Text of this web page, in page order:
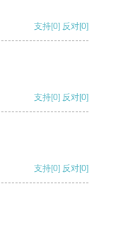
支持[0] 反对[0]
支持[0] 反对[0]
支持[0] 反对[0]